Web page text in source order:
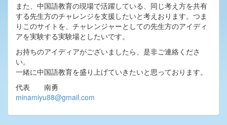
また、中国語教育の現場で活躍している、同じ考え方を共有
する先生方のチャレンジを支援したいと考えおります。つま
りこのサイトを、チャレンジャーとしての先生方のアイディ
アを実験する実験場としたいです。
お持ちのアイディアがございましたら、是非ご連絡くださ
い。
一緒に中国語教育を盛り上げていきたいと思っております。
代表 南勇
minamiyu88@gmail.com